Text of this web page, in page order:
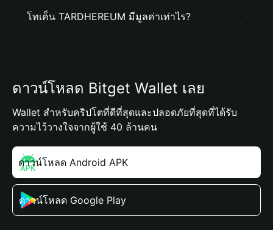
โทเค็น TARDHEREUM มีมูลค่าเท่าไร?
ดาวน์โหลด Bitget Wallet เลย
Wallet สำหรับคริปโตที่ดีที่สุดและปลอดภัยที่สุดที่ได้รับ
ความไว้วางใจจากผู้ใช้ 40 ล้านคน
ดาวน์โหลด Android APK
ดาวน์โหลด Google Play